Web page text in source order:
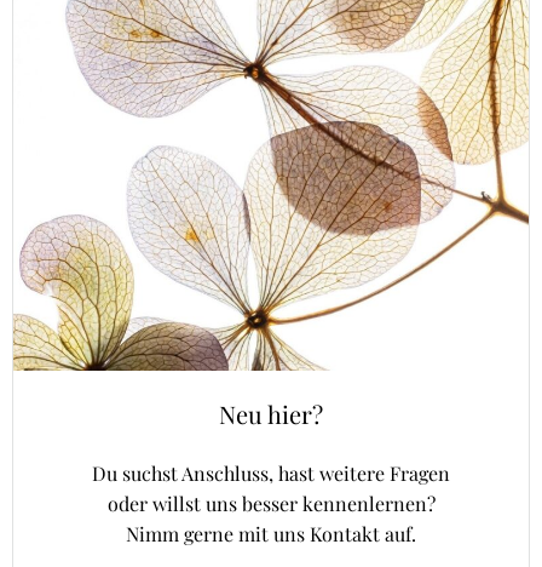
Neu hier?
Du suchst Anschluss, hast weitere Fragen
oder willst uns besser kennenlernen?
Nimm gerne mit uns Kontakt auf.